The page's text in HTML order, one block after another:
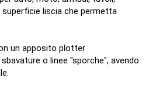
superficie liscia che permetta
un apposito plotter
o linee "sporche", avendo